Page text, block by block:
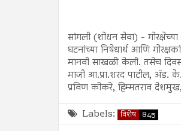
सांगली (शोधन सेवा) -
घटनांच्या निषेधार्थ आणि
मानवी साखळी केली. तसेच
माजी आ.प्रा.शरद पाटील, ॲड.
प्रविण कोकरे, हिम्मतराव
Labels: विशेष 845